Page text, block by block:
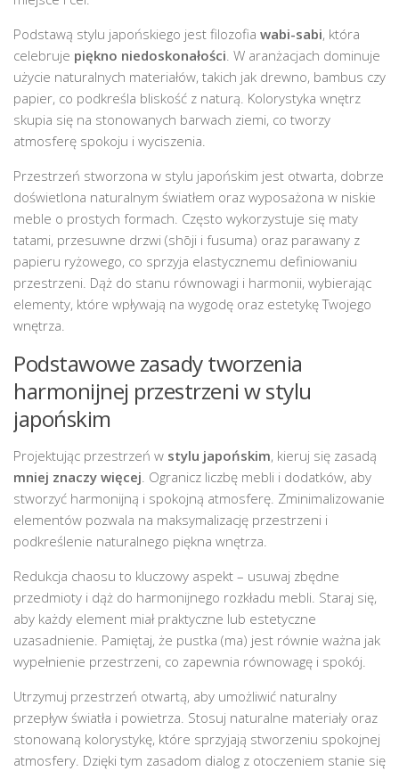
Podstawą stylu japońskiego jest filozofia wabi-sabi, która
celebruje piękno niedoskonałości . W aranżacjach dominuje
użycie naturalnych materiałów, takich jak drewno, bambus czy
papier, co podkreśla bliskość z naturą. Kolorystyka wnętrz
skupia się na stonowanych barwach ziemi, co tworzy
atmosferę spokoju i wyciszenia.
Przestrzeń stworzona w stylu japońskim jest otwarta, dobrze
doświetlona naturalnym światłem oraz wyposażona w niskie
meble o prostych formach. Często wykorzystuje się maty
tatami, przesuwne drzwi (shōji i fusuma) oraz parawany z
papieru ryżowego, co sprzyja elastycznemu definiowaniu
przestrzeni. Dąż do stanu równowagi i harmonii, wybierając
elementy, które wpływają na wygodę oraz estetykę Twojego
wnętrza.
Podstawowe zasady tworzenia
harmonijnej przestrzeni w stylu
japońskim
Projektując przestrzeń w stylu japońskim, kieruj się zasadą
mniej znaczy więcej . Ogranicz liczbę mebli i dodatków, aby
stworzyć harmonijną i spokojną atmosferę. Zminimalizowanie
elementów pozwala na maksymalizację przestrzeni i
podkreślenie naturalnego piękna wnętrza.
Redukcja chaosu to kluczowy aspekt – usuwaj zbędne
przedmioty i dąż do harmonijnego rozkładu mebli. Staraj się,
aby każdy element miał praktyczne lub estetyczne
uzasadnienie. Pamiętaj, że pustka (ma) jest równie ważna jak
wypełnienie przestrzeni, co zapewnia równowagę i spokój.
Utrzymuj przestrzeń otwartą, aby umożliwić naturalny
przepływ światła i powietrza. Stosuj naturalne materiały oraz
stonowaną kolorystykę, które sprzyjają stworzeniu spokojnej
atmosfery. Dzięki tym zasadom dialog z otoczeniem stanie się